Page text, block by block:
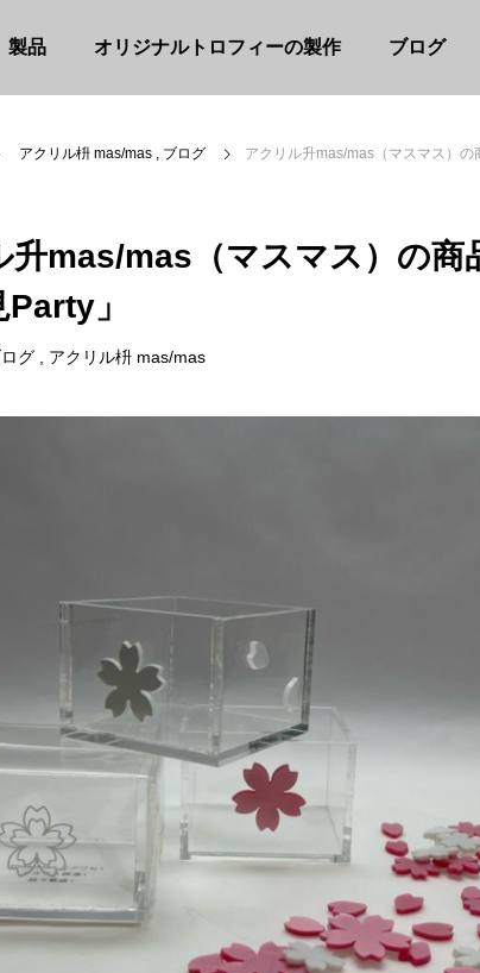
製品 オリジナルトロフィーの製作 ブログ
アクリル枡 mas/mas ブログ アクリル升mas/mas（マスマス）の
升mas/mas（マスマス）の商
Party」
グ アクリル枡 mas/mas